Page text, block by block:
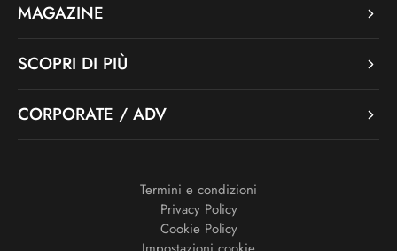
MAGAZINE
SCOPRI DI PIÙ
CORPORATE / ADV
Termini e condizioni
Privacy Policy
Cookie Policy